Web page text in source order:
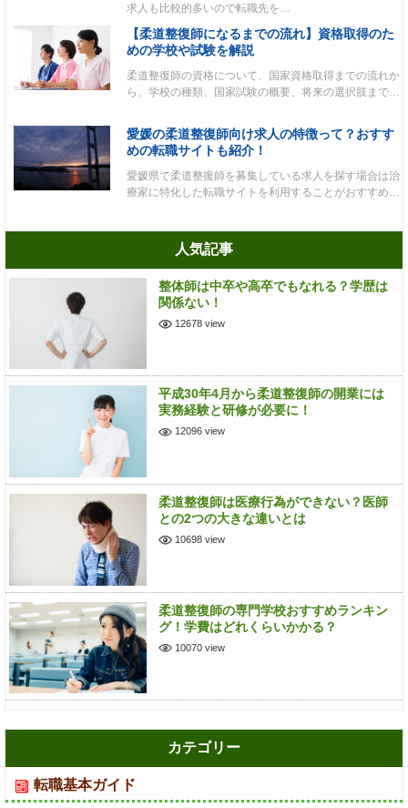
求人も比較的多いので転職先を…
【柔道整復師になるまでの流れ】資格取得のた
めの学校や試験を解説
柔道整復師の資格について、国家資格取得までの流れか
ら、学校の種類、国家試験の概要、将来の選択肢まで…
愛媛の柔道整復師向け求人の特徴って？おすす
めの転職サイトも紹介！
愛媛県で柔道整復師を募集している求人を探す場合は治
療家に特化した転職サイトを利用することがおすすめ…
人気記事
整体師は中卒や高卒でもなれる？学歴は
関係ない！
12678 view
平成30年4月から柔道整復師の開業には
実務経験と研修が必要に！
12096 view
柔道整復師は医療行為ができない？医師
との2つの大きな違いとは
10698 view
柔道整復師の専門学校おすすめランキン
グ！学費はどれくらいかかる？
10070 view
カテゴリー
転職基本ガイド